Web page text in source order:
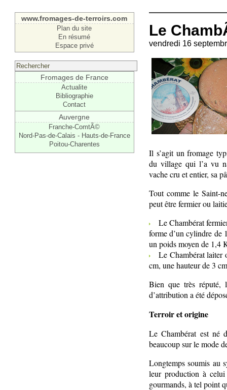
www.fromages-de-terroirs.com
Plan du site
En résumé
Espace privé
Fromages de France
Actualite
Bibliographie
Contact
Auvergne
Franche-ComtÃ©
Nord-Pas-de-Calais - Hauts-de-France
Poitou-Charentes
Le
vendredi 16
Il s’agit un fromage
du village qui l’a vu
vache cru et entier, sa
Tout comme le Saint-
peut être fermier ou
Le Chambérat
forme d’un cylindre de
un poids moyen de 1,4
Le Chambérat laiter
cm, une hauteur de 3
Bien que très réputé,
d’attribution a été
Terroir et origine
Le Chambérat est né
beaucoup sur le mode
Longtemps soumis au
leur production à
gourmands, à tel point